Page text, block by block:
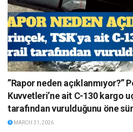
”Rapor neden açıklanmıyor?”
Kuvvetleri’ne ait C-130 kargo
tarafından vurulduğunu öne
MARCH 31, 2026